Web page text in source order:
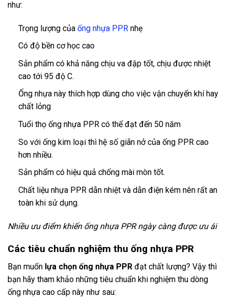
như:
Trọng lượng của ống nhựa PPRnhẹ
Có độ bền cơ học cao
Sản phẩm có khả năng chịu va đập tốt, chịu được nhiệt
cao tới 95 độ C.
Ống nhựa này thích hợp dùng cho việc vận chuyển khí hay
chất lỏng
Tuổi thọ ống nhựa PPR có thể đạt đến 50 năm
So với ống kim loại thì hệ số giãn nở của ống PPR cao
hơn nhiều.
Sản phẩm có hiệu quả chống mài mòn tốt.
Chất liệu nhựa PPR dẫn nhiệt và dẫn điện kém nên rất an
toàn khi sử dụng.
Nhiều ưu điểm khiến ống nhựa PPR ngày càng được ưu ái
Các tiêu chuẩn nghiệm thu ống nhựa PPR
Bạn muốn lựa chọn ống nhựa PPR đạt chất lượng? Vậy thì
bạn hãy tham khảo những tiêu chuẩn khi nghiệm thu dòng
ống nhựa cao cấp này như sau: